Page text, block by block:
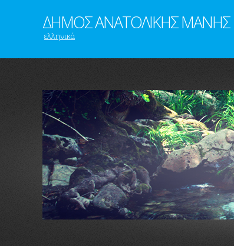
ΔΗΜΟΣ ΑΝΑΤΟΛΙΚΗΣ ΜΑΝΗΣ
ελληνικά